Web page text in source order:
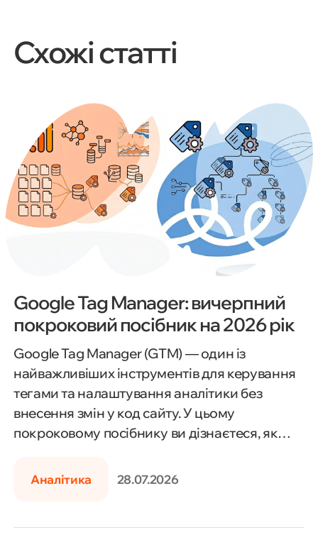
просто
Схожі статті
Аналітика 28.07.2026
Google Tag Manager: вичерпний
покроковий посібник на 2026 рік
Google Tag Manager (GTM) — один із
найважливіших інструментів для керування
тегами та налаштування аналітики без
внесення змін у код сайту. У цьому
покроковому посібнику ви дізнаєтеся, як
контейнер, налаштувати теги, тригери та
відстежувати події, конверсії й перевіряти